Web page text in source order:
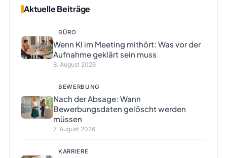
Aktuelle Beiträge
BÜRO
Wenn KI im Meeting mithört: Was vor der
Aufnahme geklärt sein muss
8. August 2026
BEWERBUNG
Nach der Absage: Wann
Bewerbungsdaten gelöscht werden
müssen
7. August 2026
KARRIERE